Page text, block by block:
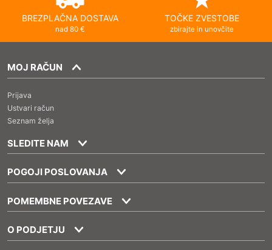
BREZPLAČNA DOSTAVA
nad 80 €
TOČKE ZVESTOBE
zbirajte in unovčite
MOJ RAČUN
Prijava
Ustvari račun
Seznam želja
SLEDITE NAM
POGOJI POSLOVANJA
POMEMBNE POVEZAVE
O PODJETJU